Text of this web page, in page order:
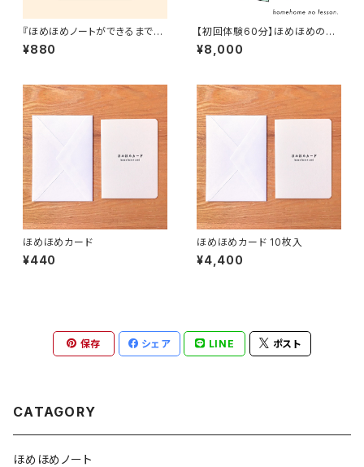
『ほめほめノートができるまでの
お話｜おまもりみたいなノート
にしたかった』
¥880
【初回体験60分】ほめほめのレ
ッスン。
¥8,000
ほめほめカード
¥440
ほめほめカード 10枚入
¥4,400
保存 シェア LINE ポスト
CATAGORY
ほめほめノート